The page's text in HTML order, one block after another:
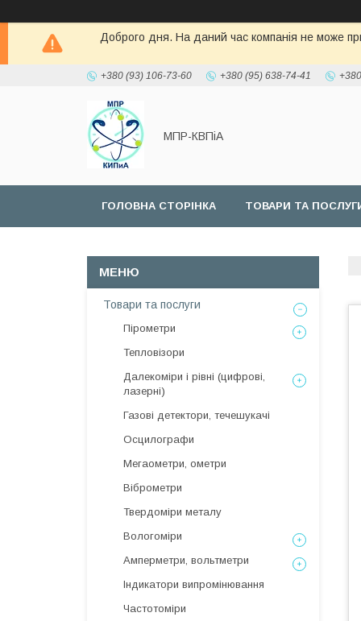
Доброго дня. На даний час компанія не може
+380 (93) 106-73-60 +380 (95) 638-74-41
МПР-КВПіА
ГОЛОВНА СТОРІНКА ТОВАРИ ТА
Товари та послуги
Пірометри
Тепловізори
Далекоміри і рівні (цифрові,
лазерні)
Газові детектори, течешукачі
Осцилографи
Мегаометри, ометри
Віброметри
Твердоміри металу
Вологоміри
Амперметри, вольтметри
Індикатори випромінювання
Частотоміри